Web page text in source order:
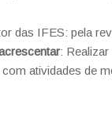
das IFES: pela
:
atividades de